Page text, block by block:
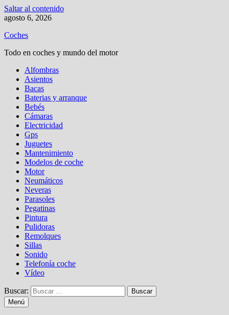
Saltar al contenido
agosto 6, 2026
Coches
Todo en coches y mundo del motor
Alfombras
Asientos
Bacas
Baterias y arranque
Bebés
Cámaras
Electricidad
Gps
Juguetes
Mantenimiento
Modelos de coche
Motor
Neumáticos
Neveras
Parasoles
Pegatinas
Pintura
Pulidoras
Remolques
Sillas
Sonido
Telefonía coche
Vídeo
Buscar:
Menú